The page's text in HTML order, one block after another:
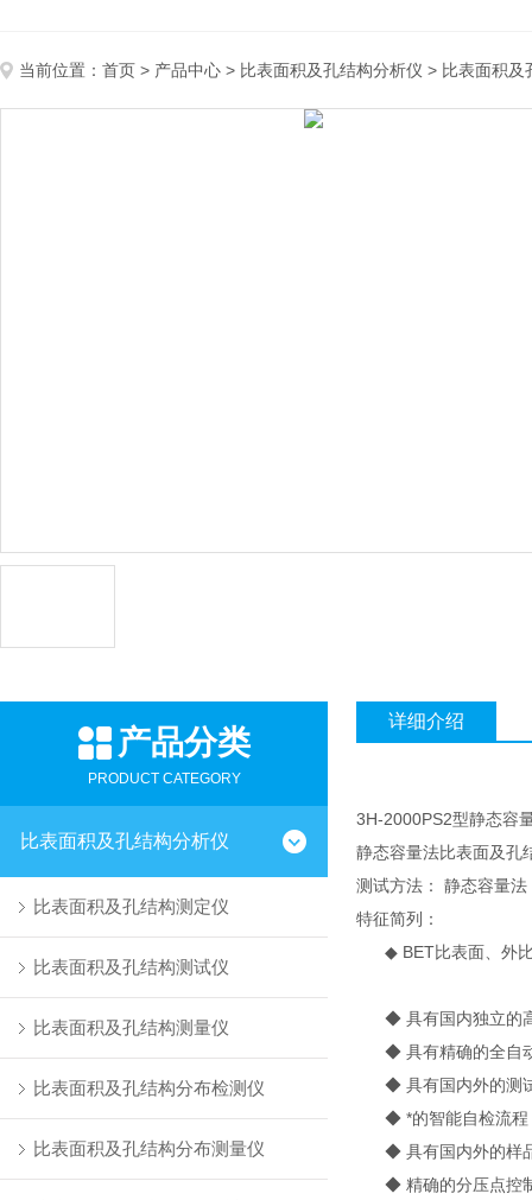
当前位置： 首页 > 产品中心 > 比表面积及孔结构分析仪 > 比表面积及
产品分类
PRODUCT CATEGORY
比表面积及孔结构分析仪
比表面积及孔结构测定仪
比表面积及孔结构测试仪
比表面积及孔结构测量仪
比表面积及孔结构分布检测仪
比表面积及孔结构分布测量仪
详细介绍
3H-2000PS2型静态容
静态容量法比表面及孔
测试方法： 静态容量法
特征简列：
◆ BET比表面、外比
◆ 具有国内独立的高
◆ 具有精确的全自动
◆ 具有国内外的测试
◆ *的智能自检流程
◆ 具有国内外的样品
◆ 精确的分压点控制